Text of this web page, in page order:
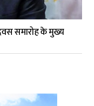
समारोह के मुख्य